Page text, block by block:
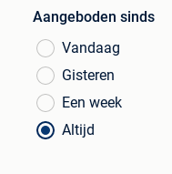
Aangeboden sinds
Vandaag
Gisteren
Een week
Altijd